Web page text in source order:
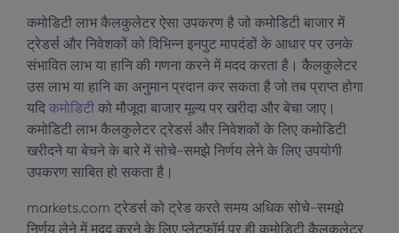
Markets.com क्यों
वैश्विक पेशकश
हमारा ग्रुप
अवॉर्ड्स और मीडिया
हेल्प और सपोर्ट
सपोर्ट से संपर्क करें
शिकायतें
डेटा और सुरक्षा
सुरक्षा ऑनलाइन
कुकी डिस्क्लोज़र
कानूनी पैक
कानूनी पैक
कमोडिटी लाभ कैलकुलेटर ऐसा उपकरण है जो कमोडिटी बाजार में
ट्रेडर्स और निवेशकों को विभिन्न इनपुट मापदंडों के आधार पर उनके
संभावित लाभ या हानि की गणना करने में मदद करता है। कैलकुलेटर
उस लाभ या हानि का अनुमान प्रदान कर सकता है जो तब प्राप्त होगा
यदि कमोडिटी को मौजूदा बाजार मूल्य पर खरीदा और बेचा जाए।
कमोडिटी लाभ कैलकुलेटर ट्रेडर्स और निवेशकों के लिए कमोडिटी
खरीदने या बेचने के बारे में सोचे-समझे निर्णय लेने के लिए उपयोगी
उपकरण साबित हो सकता है।
markets.com ट्रेडर्स को ट्रेड करते समय अधिक सोचे-समझे
निर्णय लेने में मदद करने के लिए प्लेटफॉर्म पर ही कमोडिटी कैलकुलेटर